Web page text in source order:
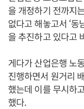
을 개정하기 전까지
없다고 해놓고서 ‘동
을 추진하고 있다고
게다가 산업은행 노
진행하면서 원거리
했는데 이를 무시하
했다.